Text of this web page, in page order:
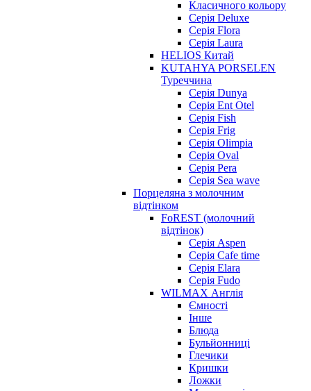
Класичного кольору
Серія Deluxe
Серія Flora
Серія Laura
HELIOS Китай
KUTAHYA PORSELEN
Туреччина
Серія Dunya
Серія Ent Otel
Серія Fish
Серія Frig
Серія Olimpia
Серія Oval
Серія Pera
Серія Sea wave
Порцеляна з молочним
відтінком
FoREST (молочний
відтінок)
Серія Aspen
Серія Cafe time
Серія Elara
Серія Fudo
WILMAX Англія
Ємності
Інше
Блюда
Бульйонниці
Глечики
Кришки
Ложки